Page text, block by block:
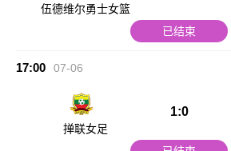
伍德维尔勇士女篮
已结束
17:00 07-06
掸联女足
1:0